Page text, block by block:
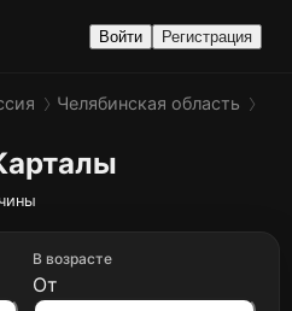
Войти Регистрация
Челябинская область
В возрасте
От